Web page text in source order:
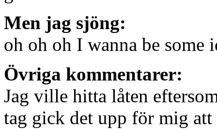
Men jag sjöng:
oh oh oh I wanna be some
Övriga kommentarer:
Jag ville hitta låten
tag gick det upp för mig